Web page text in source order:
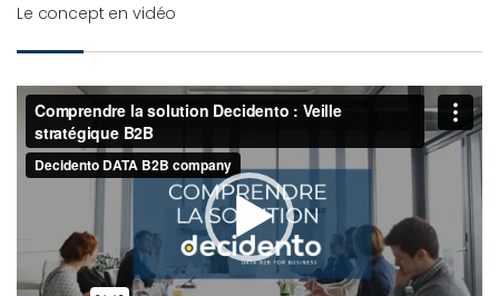
Le concept en vidéo
Lecteur
vidéo